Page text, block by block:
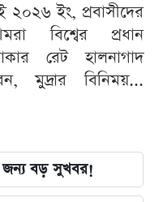
ইং, প্রবাসীদের
বিশ্বের প্রধান
রেট হালনাগাদ
মুদ্রার বিনিময়...
জন্য বড় সুখবর!